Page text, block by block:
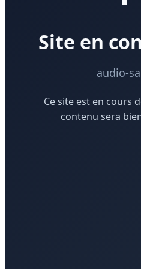
Site en
audio-
Ce site est en cours
contenu sera